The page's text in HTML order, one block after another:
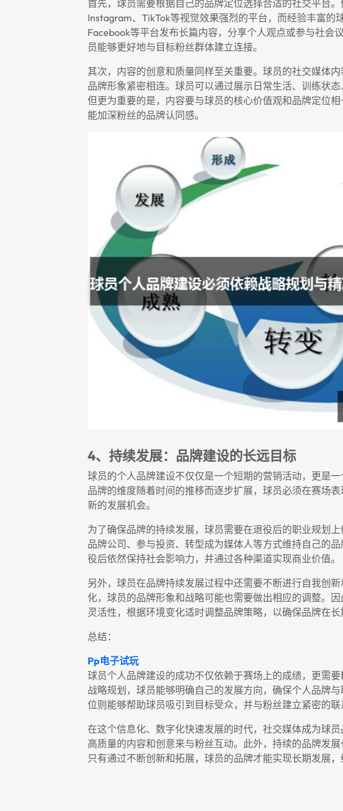
首先，球员需要根据自己的品牌定位选择合适的社交平台
Instagram、TikTok等视觉效果强烈的平台，而经验丰富的
Facebook等平台发布长篇内容，分享个人观点或参与社会
员能够更好地与目标粉丝群体建立连接。
其次，内容的创意和质量同样至关重要。球员的社交媒体
品牌形象紧密相连。球员可以通过展示日常生活、训练状态
但更为重要的是，内容要与球员的核心价值观和品牌定位
能加深粉丝的品牌认同感。
4、持续发展：品牌建设的长远目标
球员的个人品牌建设不仅仅是一个短期的营销活动，更是一
品牌的维度随着时间的推移而逐步扩展，球员必须在赛场
新的发展机会。
为了确保品牌的持续发展，球员需要在退役后的职业规划
品牌公司、参与投资、转型成为媒体人等方式维持自己的
役后依然保持社会影响力，并通过各种渠道实现商业价值。
另外，球员在品牌持续发展过程中还需要不断进行自我创
化，球员的品牌形象和战略可能也需要做出相应的调整。
灵活性，根据环境变化适时调整品牌策略，以确保品牌在长
总结：
Pp电子试玩
球员个人品牌建设的成功不仅依赖于赛场上的成绩，更需
战略规划，球员能够明确自己的发展方向，确保个人品牌
位则能够帮助球员吸引到目标受众，并与粉丝建立紧密的联
在这个信息化、数字化快速发展的时代，社交媒体成为球
高质量的内容和创意来与粉丝互动。此外，持续的品牌发展
只有通过不断创新和拓展，球员的品牌才能实现长期发展，